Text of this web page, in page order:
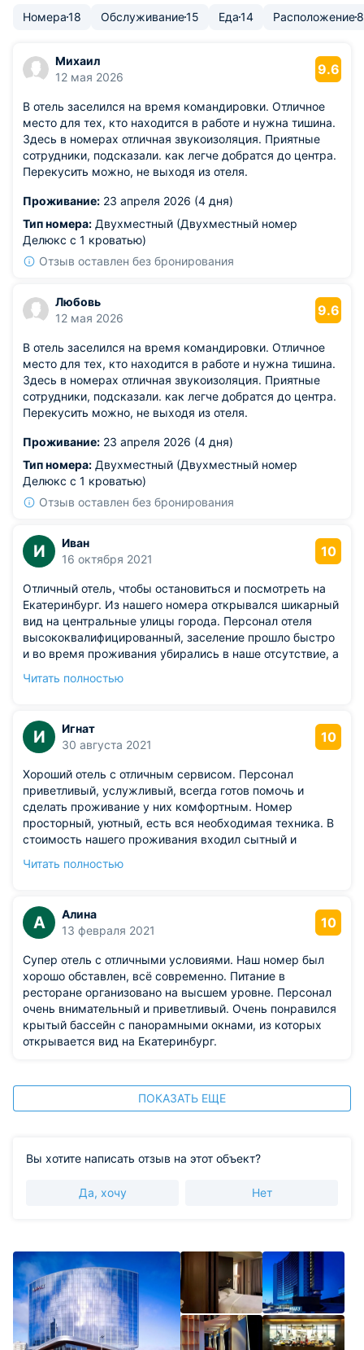
Номера18 Обслуживание15 Еда14 Расположение8
Михаил
12 мая 2026
9.6
В отель заселился на время командировки. Отличное
место для тех, кто находится в работе и нужна тишина.
Здесь в номерах отличная звукоизоляция. Приятные
сотрудники, подсказали. как легче добратся до центра.
Перекусить можно, не выходя из отеля.
Проживание: 23 апреля 2026 (4 дня)
Тип номера: Двухместный (Двухместный номер
Делюкс с 1 кроватью)
Отзыв оставлен без бронирования
Любовь
12 мая 2026
9.6
В отель заселился на время командировки. Отличное
место для тех, кто находится в работе и нужна тишина.
Здесь в номерах отличная звукоизоляция. Приятные
сотрудники, подсказали. как легче добратся до центра.
Перекусить можно, не выходя из отеля.
Проживание: 23 апреля 2026 (4 дня)
Тип номера: Двухместный (Двухместный номер
Делюкс с 1 кроватью)
Отзыв оставлен без бронирования
И
Иван
16 октября 2021
10
Отличный отель, чтобы остановиться и посмотреть на
Екатеринбург. Из нашего номера открывался шикарный
вид на центральные улицы города. Персонал отеля
высококвалифицированный, заселение прошло быстро
и во время проживания убирались в наше отсутствие, а
просторный и стильный, из мебели есть все самое
косметические наборы и белоснежные полотенца.
Недалеко от отеля есть множество кафе и
супермаркетов, что очень удобно.
Читать полностью
И
Игнат
30 августа 2021
10
Хороший отель с отличным сервисом. Персонал
приветливый, услужливый, всегда готов помочь и
сделать проживание у них комфортным. Номер
просторный, уютный, есть вся необходимая техника. В
стоимость нашего проживания входил сытный и
большой парковке. До центра города можно дойти
Читать полностью
А
Алина
13 февраля 2021
10
Супер отель с отличными условиями. Наш номер был
хорошо обставлен, всё современно. Питание в
ресторане организовано на высшем уровне. Персонал
очень внимательный и приветливый. Очень понравился
крытый бассейн с панорамными окнами, из которых
открывается вид на Екатеринбург.
ПОКАЗАТЬ ЕЩЕ
Вы хотите написать отзыв на этот объект?
Да, хочу Нет